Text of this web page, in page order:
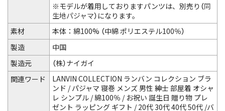
※モデルが着用しておりますパンツは、別売り（同
生地パジャマ）になります。
素材
本体：綿100% （中綿 ポリエステル100％）
製造
中国
製造元
（株）ナイガイ
関連ワード
LANVIN COLLECTION ランバン コレクション ブラ
ンド / パジャマ 寝巻 メンズ 男性 紳士 部屋着 オシャ
レ シンプル / 綿100％ / お祝い 誕生日 贈り物 プレ
ゼント ラッピング ギフト / 20代 30代 40代 50代 /バ